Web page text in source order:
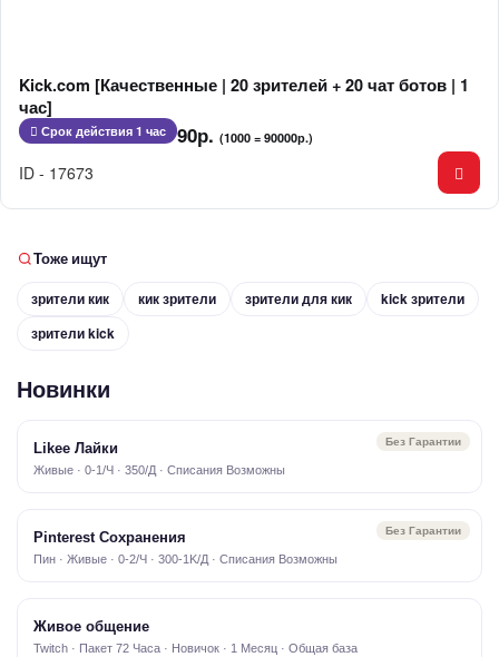
Kick.com [Качественные | 20 зрителей + 20 чат ботов | 1
час]
Срок действия 1 час 90р. (1000 = 90000р.)
ID - 17673
Тоже ищут
зрители кик
кик зрители зрители для кик
kick зрители
зрители kick
Новинки
Без Гарантии
Likee Лайки
Живые · 0-1/Ч · 350/Д · Списания Возможны
Без Гарантии
Pinterest Сохранения
Пин · Живые · 0-2/Ч · 300-1K/Д · Списания Возможны
Живое общение
Twitch · Пакет 72 Часа · Новичок · 1 Месяц · Общая база